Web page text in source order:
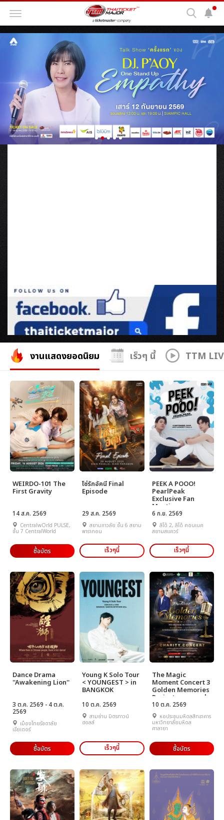
งานแสดงยอดนิยม เร็วๆ นี้ TTM
WEIRDO-101 The
First Gravity
14 ส.ค. 2569
CentralwOrld PULSE,
ชั้น 7 CentralWorld
ซื้อบัตร
โซ่รักอัคนี Final
Episode
29 ส.ค. 2569
สยามภาวลัย ชั้น 6 สยาม
พารากอน
เร็วๆนี้
PEEK A POOO!
PearlPeak
Exclusive Fan
Meeting
6 ก.ย. 2569
ลิโด้ 2, ลิโด้ คอนเนค
สยามสแควร์‬
เร็วๆนี้
Dance Drama
''Awakening Lion''
3 ต.ค. 2569 - 4 ต.ค.
2569
เมืองไทยรัชดาลัย
เธียเตอร์
ซื้อบัตร
Young K Solo Tour
< YOUNGEST > in
BANGKOK
10 ต.ค. 2569
สามย่าน มิตรทาวน์
ฮอลล์
เร็วๆนี้
The Magic
Moment Concert 3
Golden Memories
Project บทเพลงแห่ง
ความทรงจำ
10 ต.ค. 2569
หอประชุมมหิดลสิทธาคาร
มหาวิทยาลัยมหิดล
ศาลายา
ซื้อบัตร